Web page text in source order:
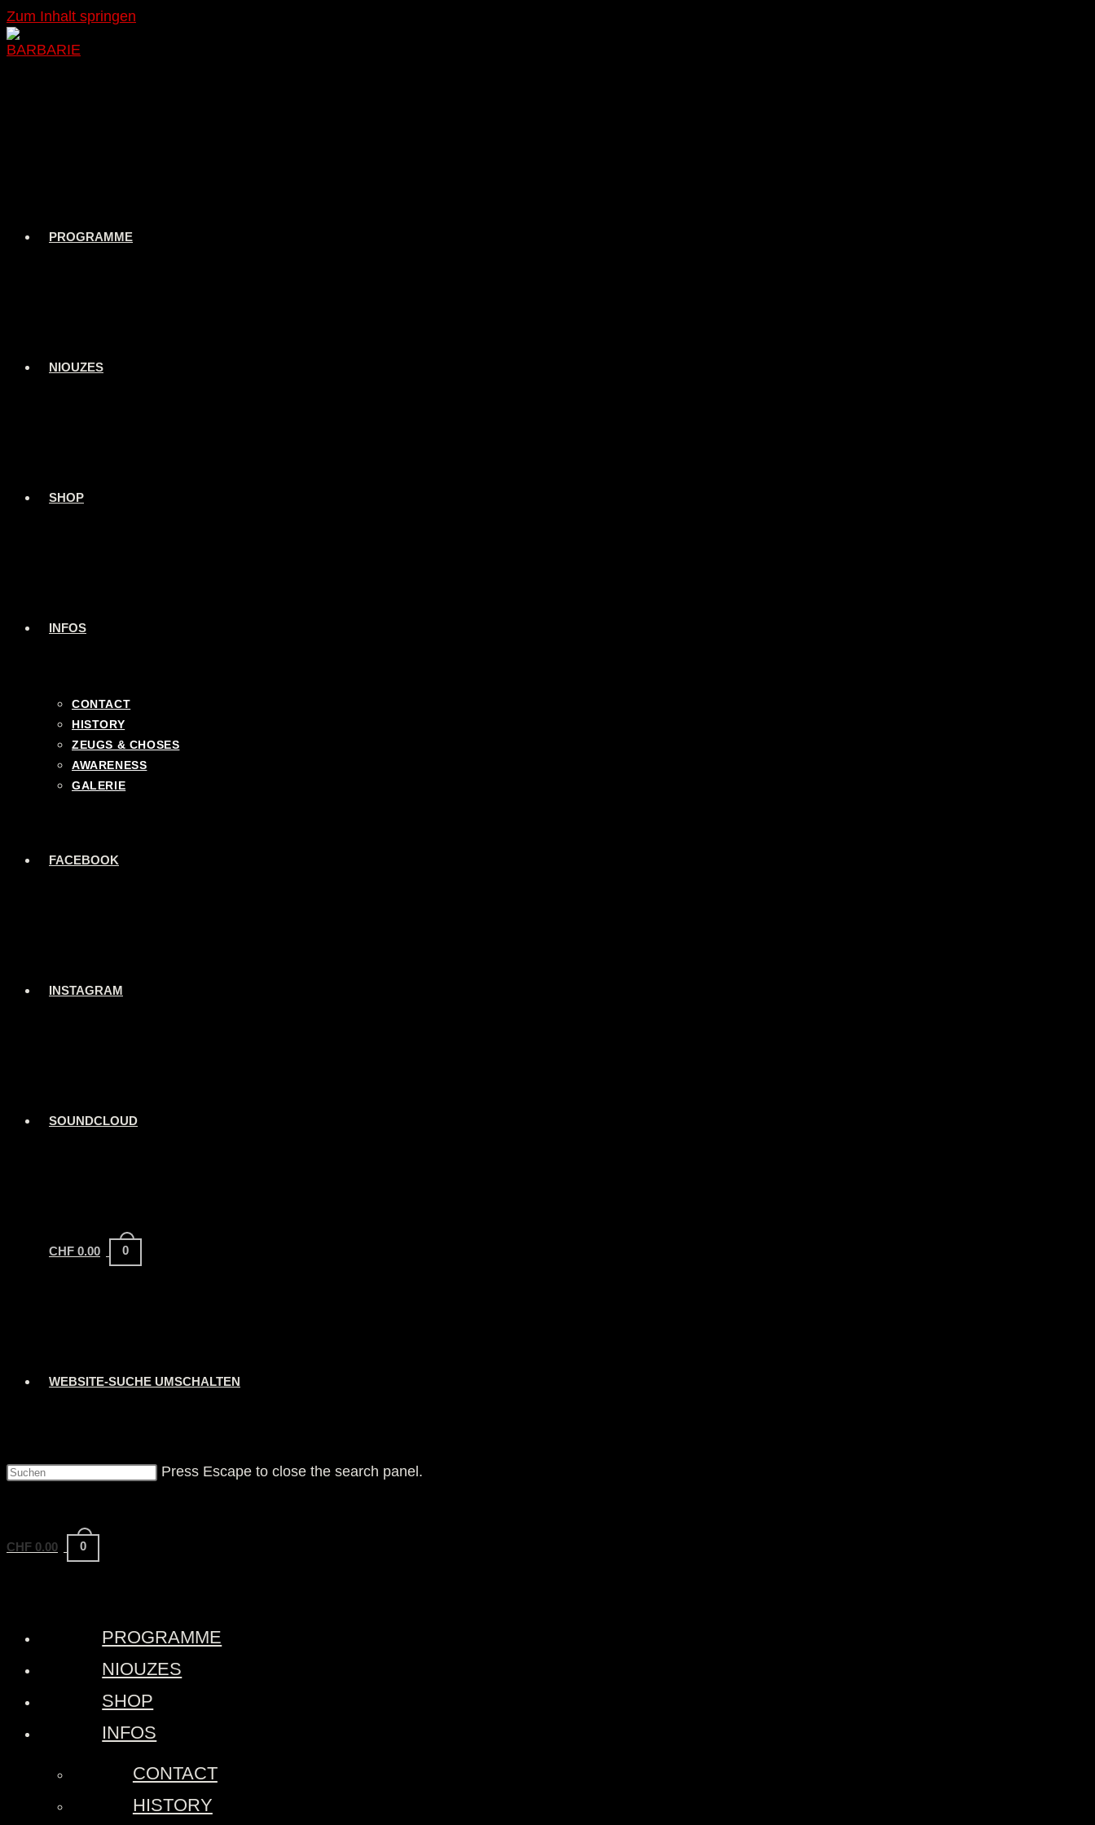
Zum Inhalt springen
PROGRAMME
NIOUZES
SHOP
INFOS
CONTACT
HISTORY
ZEUGS & CHOSES
AWARENESS
GALERIE
FACEBOOK
INSTAGRAM
SOUNDCLOUD
CHF 0.00 0
WEBSITE-SUCHE UMSCHALTEN
Press Escape to close the search panel.
CHF 0.00 0
PROGRAMME
NIOUZES
SHOP
INFOS
CONTACT
HISTORY